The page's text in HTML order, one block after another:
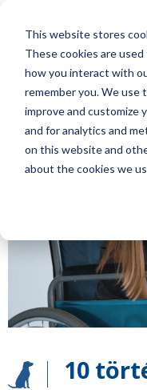
This website stores
These cookies are
how you interact with
remember you. We use
improve and customize
and for analytics and
on this website and
about the cookies we
ADAPTIL HU Blog 10
Szeretne
blogunkra?
10